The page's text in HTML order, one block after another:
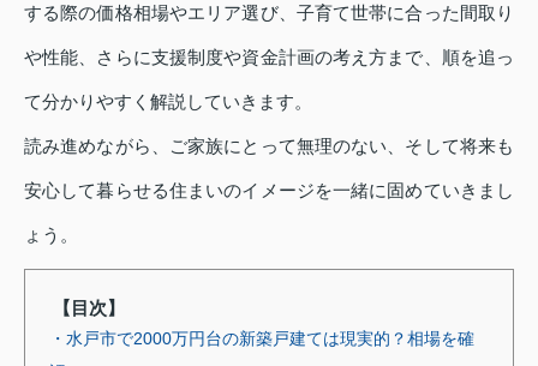
する際の価格相場やエリア選び、子育て世帯に合った間取り
や性能、さらに支援制度や資金計画の考え方まで、順を追っ
て分かりやすく解説していきます。
読み進めながら、ご家族にとって無理のない、そして将来も
安心して暮らせる住まいのイメージを一緒に固めていきまし
ょう。
【目次】
・水戸市で2000万円台の新築戸建ては現実的？相場を確